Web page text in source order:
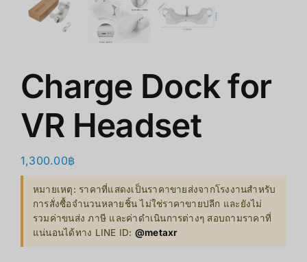
Charge Dock for
VR Headset
1,300.00฿
หมายเหตุ: ราคาที่แสดงเป็นราคาขายส่งจากโรงงานสำหรับ
การสั่งซื้อจำนวนหลายชิ้น ไม่ใช่ราคาขายปลีก และยังไม่
รวมค่าขนส่ง ภาษี และค่าดำเนินการต่างๆ สอบถามราคาที่
แน่นอนได้ทาง LINE ID: @metaxr